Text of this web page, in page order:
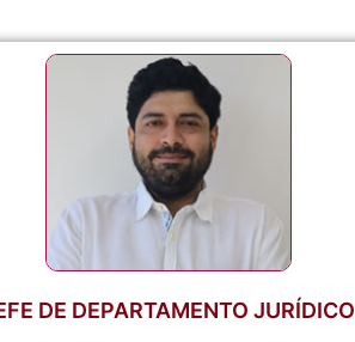
DE DEPARTAMENTO JURÍDICO